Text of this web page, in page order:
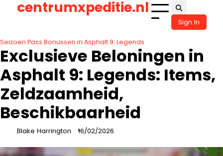
centrumxpeditie.nl
Sign In
Seizoen Pass Bonussen in Asphalt 9: Legends
Exclusieve Beloningen in
Asphalt 9: Legends: Items,
Zeldzaamheid,
Beschikbaarheid
Blake Harrington 16/02/2026